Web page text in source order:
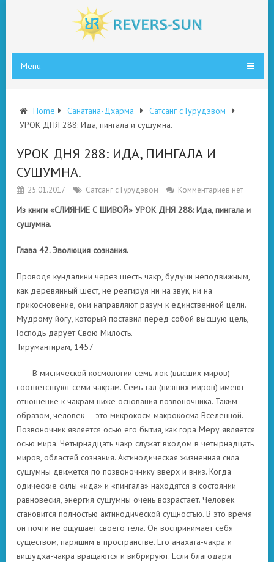
Menu
Home Санатана-Дхарма
Сатсанг с Гурудэвом
УРОК ДНЯ 288: Ида, пингала и сушумна.
УРОК ДНЯ 288: ИДА, ПИНГАЛА И
СУШУМНА.
25.01.2017 Сатсанг с Гурудэвом Комментариев нет
Из книги «СЛИЯНИЕ С ШИВОЙ» УРОК ДНЯ 288: Ида, пингала и
сушумна.
Глава 42. Эволюция cознания.
Проводя кундалини через шесть чакр, будучи неподвижным,
как деревянный шест, не реагируя ни на звук, ни на
прикосновение, они направляют разум к единственной цели.
Мудрому йогу, который поставил перед собой высшую цель,
Господь дарует Свою Милость.
Тирумантирам, 1457
В мистической космологии семь лок (высших миров)
соответствуют семи чакрам. Семь тал (низших миров) имеют
отношение к чакрам ниже основания позвоночника. Таким
образом, человек — это микрокосм макрокосма Вселенной.
Позвоночник является осью его бытия, как гора Меру является
осью мира. Четырнадцать чакр служат входом в четырнадцать
миров, областей сознания. Актинодическая жизненная сила
сушумны движется по позвоночнику вверх и вниз. Когда
одические силы «ида» и «пингала» находятся в состоянии
равновесия, энергия сушумны очень возрастает. Человек
становится полностью актинодической сущностью. В это время
он почти не ощущает своего тела. Он воспринимает себя
существом, парящим в пространстве. Его анахата-чакра и
вишудха-чакра вращаются и вибрируют. Если благодаря